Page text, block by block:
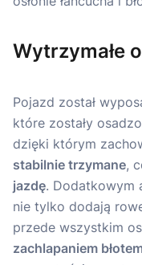
Wytrzymałe
Pojazd został
które zostały
dzięki którym
stabilnie trzymane,
jazdę. Dodatkowym
nie tylko dodają
przede wszystkim
zachlapaniem